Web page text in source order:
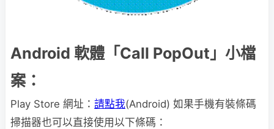
Android 軟體「Call PopOut」小檔
案：
Play Store 網址： 請點我(Android) 如果手機有裝條碼
掃描器也可以直接使用以下條碼：